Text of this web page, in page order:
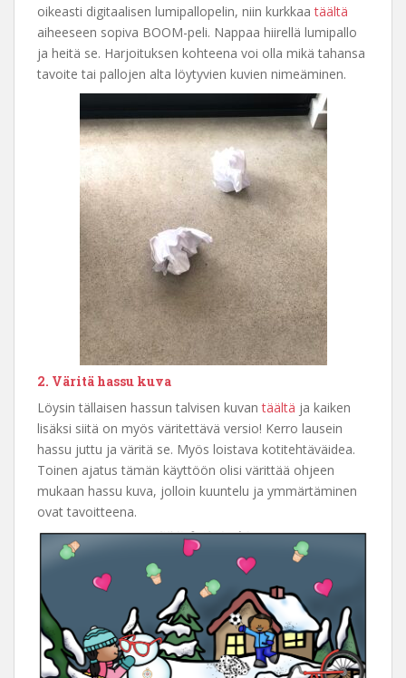
oikeasti digitaalisen lumipallopelin, niin kurkkaatäältä
aiheeseen sopiva BOOM-peli. Nappaa hiirellä lumipallo
ja heitä se. Harjoituksen kohteena voi olla mikä tahansa
tavoite tai pallojen alta löytyvien kuvien nimeäminen.
2. Väritä hassu kuva
Löysin tällaisen hassun talvisen kuvantäältä ja kaiken
lisäksi siitä on myös väritettävä versio! Kerro lausein
hassu juttu ja väritä se. Myös loistava kotitehtäväidea.
Toinen ajatus tämän käyttöön olisi värittää ohjeen
mukaan hassu kuva, jolloin kuuntelu ja ymmärtäminen
ovat tavoitteena.